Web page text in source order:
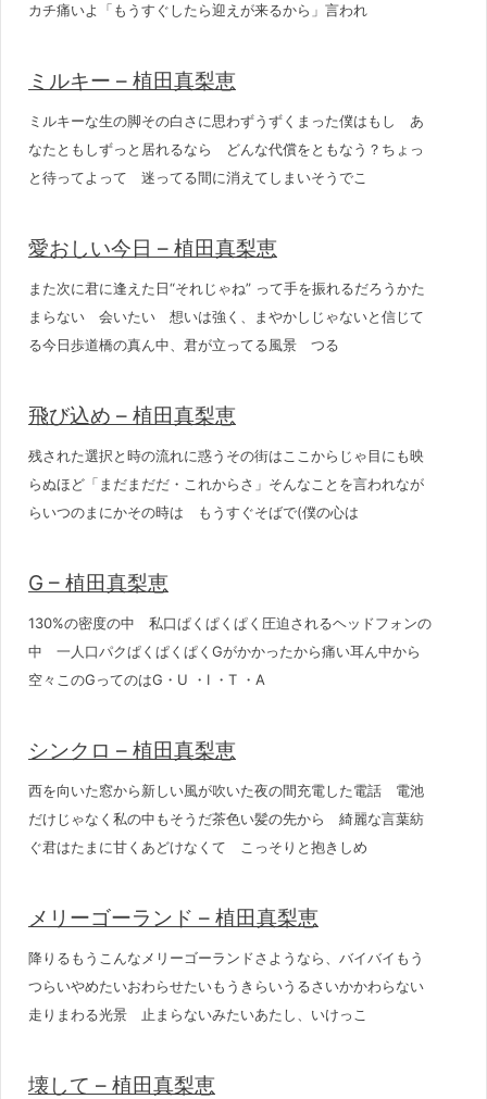
カチ痛いよ「もうすぐしたら迎えが来るから」言われ
ミルキー – 植田真梨恵
ミルキーな生の脚その白さに思わずうずくまった僕はもし あ
なたともしずっと居れるなら どんな代償をともなう？ちょっ
と待ってよって 迷ってる間に消えてしまいそうでこ
愛おしい今日 – 植田真梨恵
また次に君に逢えた日“それじゃね” って手を振れるだろうかた
まらない 会いたい 想いは強く、まやかしじゃないと信じて
る今日歩道橋の真ん中、君が立ってる風景 つる
飛び込め – 植田真梨恵
残された選択と時の流れに惑うその街はここからじゃ目にも映
らぬほど「まだまだだ・これからさ」そんなことを言われなが
らいつのまにかその時は もうすぐそばで(僕の心は
G – 植田真梨恵
130%の密度の中 私口ぱくぱくぱく圧迫されるヘッドフォンの
中 一人口パクぱくぱくぱくGがかかったから痛い耳ん中から
空々このGってのはG・U ・I ・T ・A
シンクロ – 植田真梨恵
西を向いた窓から新しい風が吹いた夜の間充電した電話 電池
だけじゃなく私の中もそうだ茶色い髪の先から 綺麗な言葉紡
ぐ君はたまに甘くあどけなくて こっそりと抱きしめ
メリーゴーランド – 植田真梨恵
降りるもうこんなメリーゴーランドさようなら、バイバイもう
つらいやめたいおわらせたいもうきらいうるさいかかわらない
走りまわる光景 止まらないみたいあたし、いけっこ
壊して – 植田真梨恵